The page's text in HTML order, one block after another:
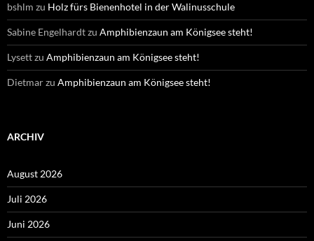
bshlm zu Holz fürs Bienenhotel in der Walinusschule
Sabine Engelhardtzu Amphibienzaun am Königsee steht!
Lysettzu Amphibienzaun am Königsee steht!
Dietmarzu Amphibienzaun am Königsee steht!
ARCHIV
August 2026
Juli 2026
Juni 2026